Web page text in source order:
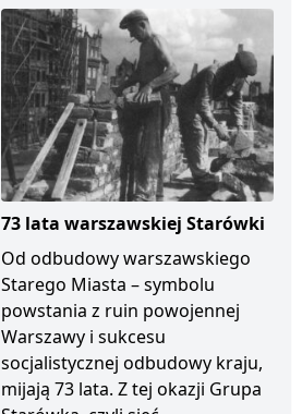
73 lata warszawskiej Starówki
Od odbudowy warszawskiego
Starego Miasta – symbolu
powstania z ruin powojennej
Warszawy i sukcesu
socjalistycznej odbudowy kraju,
mijają 73 lata. Z tej okazji Grupa